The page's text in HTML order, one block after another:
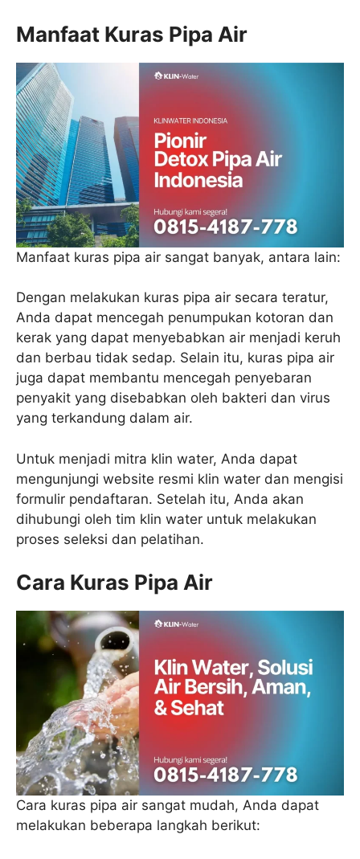
Manfaat Kuras Pipa Air
Manfaat kuras pipa air sangat banyak, antara lain:
Dengan melakukan kuras pipa air secara teratur,
Anda dapat mencegah penumpukan kotoran dan
kerak yang dapat menyebabkan air menjadi keruh
dan berbau tidak sedap. Selain itu, kuras pipa air
juga dapat membantu mencegah penyebaran
penyakit yang disebabkan oleh bakteri dan virus
yang terkandung dalam air.
Untuk menjadi mitra klin water, Anda dapat
mengunjungi website resmi klin water dan mengisi
formulir pendaftaran. Setelah itu, Anda akan
dihubungi oleh tim klin water untuk melakukan
proses seleksi dan pelatihan.
Cara Kuras Pipa Air
Cara kuras pipa air sangat mudah, Anda dapat
melakukan beberapa langkah berikut: